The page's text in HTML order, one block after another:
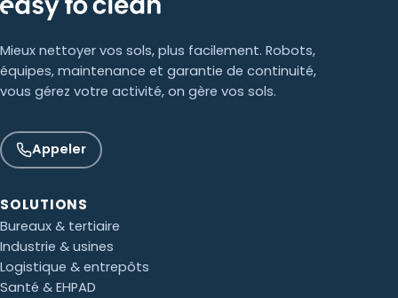
Mieux nettoyer vos sols, plus facilement. Robots,
équipes, maintenance et garantie de continuité,
vous gérez votre activité, on gère vos sols.
Appeler
SOLUTIONS
Bureaux & tertiaire
Industrie & usines
Logistique & entrepôts
Santé & EHPAD